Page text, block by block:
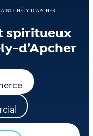
CHÉLY-D’APCHER
spiritueux
d’Apcher